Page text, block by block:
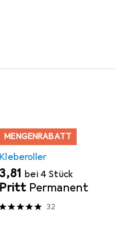
MENGENRABATT
Kleberoller
EUR
3,81 bei 4 Stück
Pritt Permanent
32